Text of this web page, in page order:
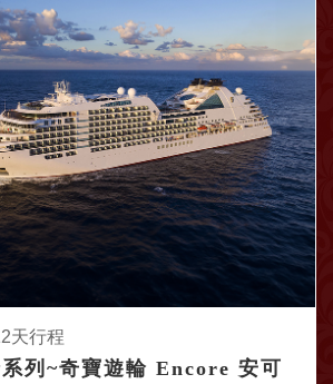
天行程
列~奇寶遊輪 Encore 安可